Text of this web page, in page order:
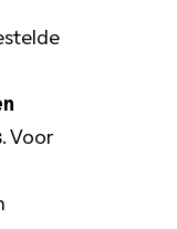
. Voor